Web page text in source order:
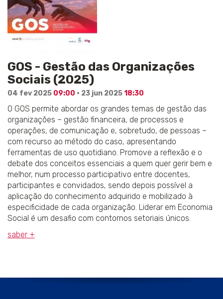
GOS - Gestão das Organizações
Sociais (2025)
04 fev 2025 09:00 · 23 jun 202518:30
O GOS permite abordar os grandes temas de gestão das
organizações – gestão financeira, de processos e
operações, de comunicação e, sobretudo, de pessoas –
com recurso ao método do caso, apresentando
ferramentas de uso quotidiano. Promove a reflexão e o
debate dos conceitos essenciais a quem quer gerir bem e
melhor, num processo participativo entre docentes,
participantes e convidados, sendo depois possível a
aplicação do conhecimento adquirido e mobilizado à
especificidade de cada organização. Liderar em Economia
Social é um desafio com contornos setoriais únicos.
saber +